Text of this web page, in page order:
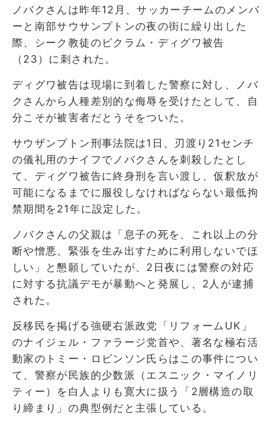
ノバクさんは昨年12月、サッカーチームのメンバ
ーと南部サウサンプトンの夜の街に繰り出した
際、シーク教徒のビクラム・ディグワ被告
（23）に刺された。
ディグワ被告は現場に到着した警察に対し、ノバ
クさんから人種差別的な侮辱を受けたとして、自
分こそが被害者だとうそをついた。
サウザンプトン刑事法院は1日、刃渡り21センチ
の儀礼用のナイフでノバクさんを刺殺したとし
て、ディグワ被告に終身刑を言い渡し、仮釈放が
可能になるまでに服役しなければならない最低拘
禁期間を21年に設定した。
ノバクさんの父親は「息子の死を、これ以上の分
断や憎悪、緊張を生み出すために利用しないでほ
しい」と懇願していたが、2日夜には警察の対応
に対する抗議デモが暴動へと発展し、2人が逮捕
された。
反移民を掲げる強硬右派政党「リフォームUK」
のナイジェル・ファラージ党首や、著名な極右活
動家のトミー・ロビンソン氏らはこの事件につい
て、警察が民族的少数派（エスニック・マイノリ
ティー）を白人よりも寛大に扱う「2層構造の取
り締まり」の典型例だと主張している。